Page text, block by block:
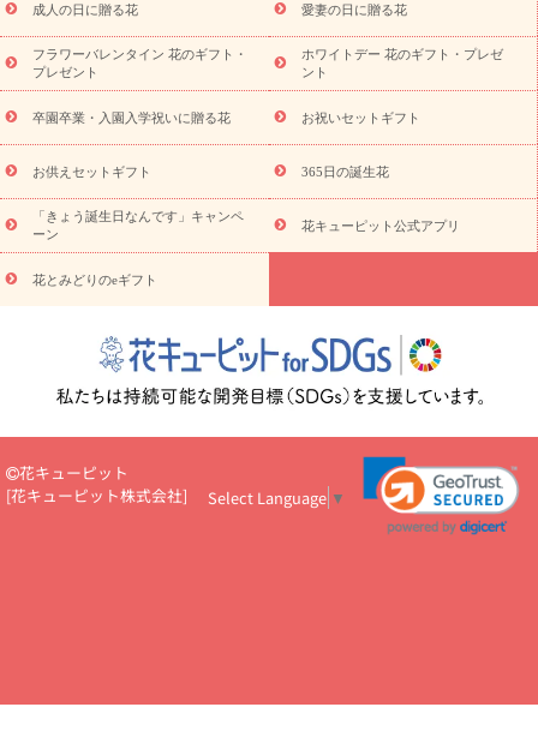
蘭・花鉢
ミディ胡蝶蘭・お祝い ミディ胡蝶蘭・お供え
の青色胡蝶蘭
観葉植物 観葉植物 産直多肉植物
プリザーブ
ドフラワー
お祝い お供え・お悔やみ 花とセットギフト
ミオーダー
プチギフト（hanamore -ハナモア-）
花とみどりの
eギフト
花キューピットのeGfit カラー ピンク
レンジ
レッド お花の種類 バラ ユリ トルコキキョウ
予
算から探す
お祝い お祝い・3000円～ お祝い・
お祝い・5000円～ お祝い・7000円～ お祝い・10000円～
お供え・お悔やみ
お供え・お悔やみ・3000円～
お供え・お
悔やみ・5000円～ お供え・お悔やみ・7000円～
お供え・お悔
やみ・10000円～
365日の誕生花カレンダー
開店・開業祝
お祝いを贈るときのマナー・
花キューピットのお祝いコラム一覧
誕生日のお花を「色
彩心理学」で選ぶ方法
結婚祝いの予算相場
出産祝いお役立ち情
転職祝いのマナー基礎知識
ペットのお祝いワンポイントアド
バイス
スタンド花（フラスタ）のマナー
お見舞いのマナーとル
お祝い花のマナー総まとめ
場上司や先輩へ贈るお祝い花の正解は？
開店祝いの花 選び方ガイ
ド（早見表あり）
花キューピットのお供え・
プロ直伝10のテクニック
花美人5人の「花のある暮らし」
美
成人の日に贈る花 愛妻の日に贈る花
フラワーバレンタイン 花のギフト・
プレゼント
ホワイトデー 花のギフト・プレゼ
ント
卒園卒業・入園入学祝いに贈る花 お祝いセットギフト
お供えセットギフト 365日の誕生花
「きょう誕生日なんです」キャンペ
ーン
花キューピット公式アプリ
花とみどりのeギフト
花キューピット
[花キューピット株式会社] Select Language ▼